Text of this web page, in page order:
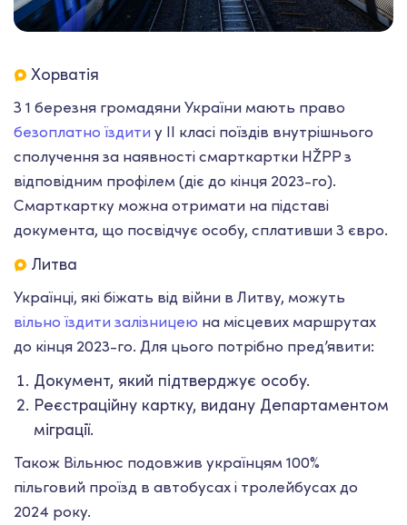
Хорватія
З 1 березня громадяни України мають право
безоплатно їздитиу II класі поїздів внутрішнього
сполучення за наявності смарткартки HŽPP з
відповідним профілем (діє до кінця 2023-го).
Смарткартку можна отримати на підставі
документа, що посвідчує особу, сплативши 3 євро.
Литва
Українці, які біжать від війни в Литву, можуть
вільно їздити залізницею на місцевих маршрутах
до кінця 2023-го. Для цього потрібно пред’явити:
Документ, який підтверджує особу.
Реєстраційну картку, видану Департаментом
міграції.
Також Вільнюс подовжив українцям 100%
пільговий проїзд в автобусах і тролейбусах до
2024 року.